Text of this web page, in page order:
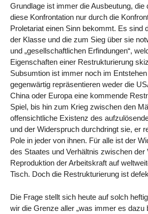
Grundlage ist immer die Ausbeutung, die
diese Konfrontation nur durch die
Proletariat einen Sinn bekommt. Es sind
der Klasse und die zum Sieg über sie
und „gesellschaftlichen Erfindungen“,
Eigenschaften einer Restrukturierung
Subsumtion ist immer noch im
gegenwärtig repräsentieren weder die
China oder Europa eine kommende
Spiel, bis hin zum Krieg zwischen den
offensichtliche Existenz des
und der Widerspruch durchdringt sie, er
Pole in jeder von ihnen. Für alle ist der
des Staates und Verhältnis zwischen der
Reproduktion der Arbeitskraft auf
Tisch. Doch die Restrukturierung ist
Die Frage stellt sich heute auf solch
wir die Grenze aller „was immer es dazu